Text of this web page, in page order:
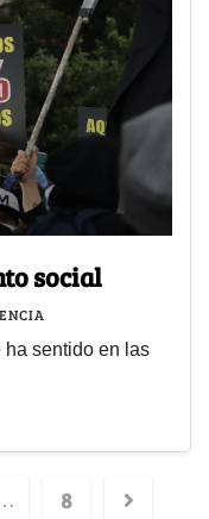
social
ha sentido en las
8